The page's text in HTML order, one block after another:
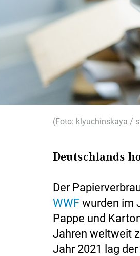
(Foto: klyuchinskaya /
Deutschlands
Der
WWF wurden im
Pappe und
Jahren weltweit
Jahr 2021 lag